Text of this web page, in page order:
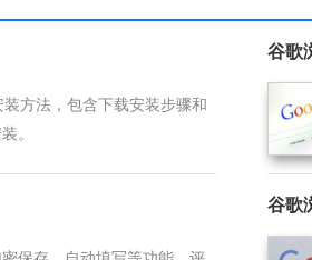
方法，包含下载安装步骤和
。
谷歌
谷歌